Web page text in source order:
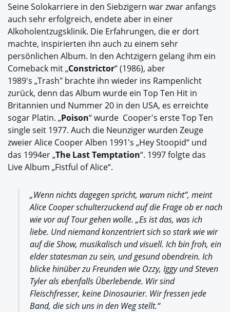
Seine Solokarriere in den Siebzigern war zwar anfangs
auch sehr erfolgreich, endete aber in einer
Alkoholentzugsklinik. Die Erfahrungen, die er dort
machte, inspirierten ihn auch zu einem sehr
persönlichen Album. In den Achtzigern gelang ihm ein
Comeback mit „Constrictor“ (1986), aber
1989's „Trash" brachte ihn wieder ins Rampenlicht
zurück, denn das Album wurde ein Top Ten Hit in
Britannien und Nummer 20 in den USA, es erreichte
sogar Platin. „Poison“ wurde Cooper's erste Top Ten
single seit 1977. Auch die Neunziger wurden Zeuge
zweier Alice Cooper Alben 1991's „Hey Stoopid“ und
das 1994er „The Last Temptation“. 1997 folgte das
Live Album „Fistful of Alice“.
„Wenn nichts dagegen spricht, warum nicht”, meint
Alice Cooper schulterzuckend auf die Frage ob er nach
wie vor auf Tour gehen wolle. „Es ist das, was ich
liebe. Und niemand konzentriert sich so stark wie wir
auf die Show, musikalisch und visuell. Ich bin froh, ein
elder statesman zu sein, und gesund obendrein. Ich
blicke hinüber zu Freunden wie Ozzy, Iggy und Steven
Tyler als ebenfalls Überlebende. Wir sind
Fleischfresser, keine Dinosaurier. Wir fressen jede
Band, die sich uns in den Weg stellt.“